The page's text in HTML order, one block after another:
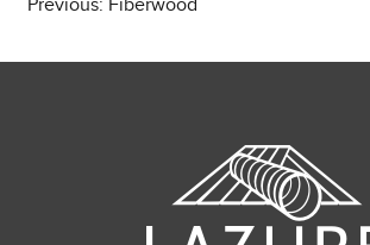
Post
navigation
Previous: Fiberwood